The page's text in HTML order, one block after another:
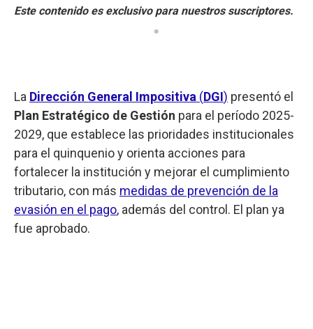
La Dirección General Impositiva (DGI) presentó el
Plan Estratégico de Gestión para el período 2025-
2029, que establece las prioridades institucionales
para el quinquenio y orienta acciones para
fortalecer la institución y mejorar el cumplimiento
tributario, con más medidas de prevención de la
evasión en el pago, además del control. El plan ya
fue aprobado.